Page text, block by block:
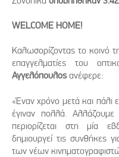
WELCOME HOME!
Καλωσορίζοντας το κοινό
επαγγελματίες του
Αγγελόπουλοςανέφερε:
«Έναν χρόνο μετά και πάλι
έγιναν πολλά.
περιορίζεται στη μία
δημιουργεί τις συνθήκες
των νέων